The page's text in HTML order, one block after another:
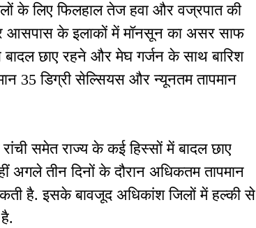
के लिए फिलहाल तेज हवा और वज्रपात की
आसपास के इलाकों में मॉनसून का असर साफ
छाए रहने और मेघ गर्जन के साथ बारिश
35 डिग्री सेल्सियस और न्यूनतम तापमान
समेत राज्य के कई हिस्सों में बादल छाए
अगले तीन दिनों के दौरान अधिकतम तापमान
है. इसके बावजूद अधिकांश जिलों में हल्की से